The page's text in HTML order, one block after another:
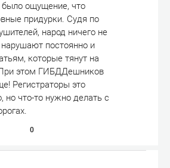
было ощущение, что
придурки. Судя по
народ ничего не
постоянно и
которые тянут на
этом ГИБДДешников
Регистраторы это
но что-то нужно делать с
0